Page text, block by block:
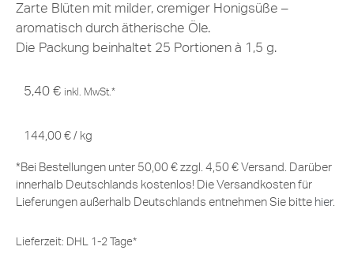
Zarte Blüten mit milder, cremiger Honigsüße –
aromatisch durch ätherische Öle.
Die Packung beinhaltet 25 Portionen à 1,5 g.
5,40 € inkl. MwSt.*
144,00 € / kg
*Bei Bestellungen unter 50,00 € zzgl. 4,50 € Versand. Darüber
innerhalb Deutschlands kostenlos! Die Versandkosten für
Lieferungen außerhalb Deutschlands entnehmen Sie bitte hier.
Lieferzeit: DHL 1-2 Tage*